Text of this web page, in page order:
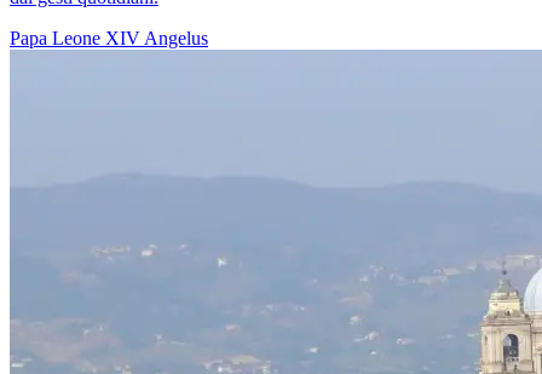
Papa Leone XIVAngelus